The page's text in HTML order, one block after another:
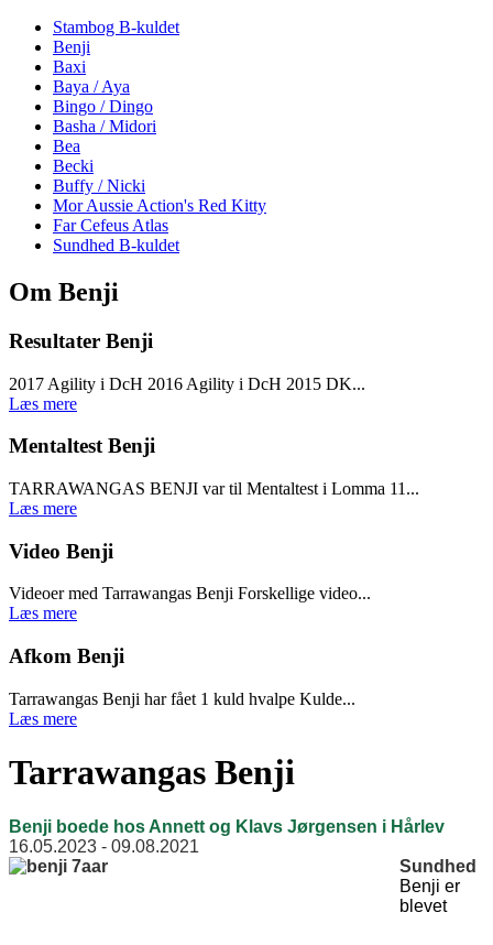
Stambog B-kuldet
Benji
Baxi
Baya / Aya
Bingo / Dingo
Basha / Midori
Bea
Becki
Buffy / Nicki
Mor Aussie Action's Red Kitty
Far Cefeus Atlas
Sundhed B-kuldet
Om Benji
Resultater Benji
2017 Agility i DcH 2016 Agility i DcH 2015 DK...
Læs mere
Mentaltest Benji
TARRAWANGAS BENJI var til Mentaltest i Lomma 11...
Læs mere
Video Benji
Videoer med Tarrawangas Benji Forskellige video...
Læs mere
Afkom Benji
Tarrawangas Benji har fået 1 kuld hvalpe Kulde...
Læs mere
Tarrawangas Benji
Benji boede hos Annett og Klavs Jørgensen i Hårlev
16.05.2023 - 09.08.2021
Sundhed
Benji er
blevet